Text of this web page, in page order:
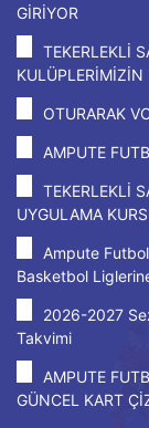
GİRİYOR
TEKERLEKLİ
KULÜPLERİMİZİN
OTURARAK
AMPUTE
TEKERLEKLİ
UYGULAMA
Ampute
Basketbol
2026-2027
Takvimi
AMPUTE
GÜNCEL KART